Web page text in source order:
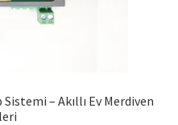
– Akıllı Ev Merdiven